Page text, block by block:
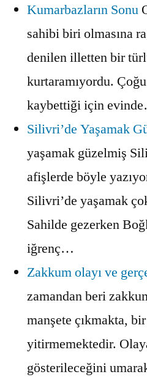
Kumarbazların Sonu
sahibi biri olmasına
denilen illetten bir
kurtaramıyordu.
kaybettiği için
Silivri’de Yaşamak
yaşamak güzelmiş
afişlerde böyle
Silivri’de yaşamak
Sahilde gezerken
iğrenç…
Zakkum olayı ve
zamandan beri
manşete çıkmakta,
yitirmemektedir.
gösterileceğini